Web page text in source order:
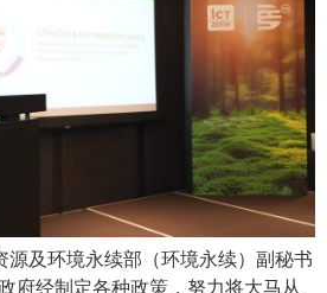
源及环境永续部（环境永续）副秘书
府经制定各种政策，努力将大马从